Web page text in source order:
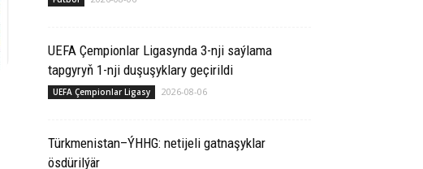
UEFA Çempionlar Ligasynda 3-nji saýlama
tapgyryň 1-nji duşuşyklary geçirildi
UEFA Çempionlar Ligasy 2026-08-06
Türkmenistan–ÝHHG: netijeli gatnaşyklar
ösdürilýär